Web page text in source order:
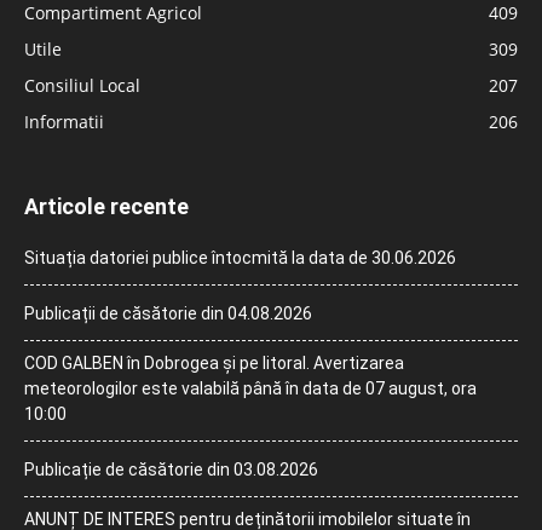
Compartiment Agricol
409
Utile
309
Consiliul Local
207
Informatii
206
Articole recente
Situația datoriei publice întocmită la data de 30.06.2026
Publicații de căsătorie din 04.08.2026
COD GALBEN în Dobrogea și pe litoral. Avertizarea
meteorologilor este valabilă până în data de 07 august, ora
10:00
Publicație de căsătorie din 03.08.2026
ANUNȚ DE INTERES pentru deținătorii imobilelor situate în